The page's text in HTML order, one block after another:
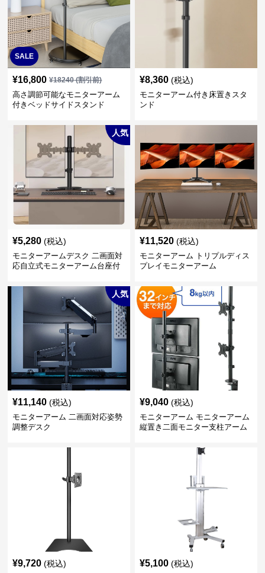
SALE
¥16,800 ¥18240(割引前)
高さ調節可能なモニターアーム
付きベッドサイドスタンド
¥8,360 (税込)
モニターアーム付き床置きスタ
ンド
人気
¥5,280 (税込)
モニターアームデスク 二画面対
応自立式モニターアーム台座付
¥11,520 (税込)
モニターアーム トリプルディス
プレイモニターアーム
人気
¥11,140 (税込)
モニターアーム 二画面対応姿勢
調整デスク
¥9,040 (税込)
モニターアーム モニターアーム
縦置き二面モニター支柱アーム
¥9,720 (税込) ¥5,100 (税込)